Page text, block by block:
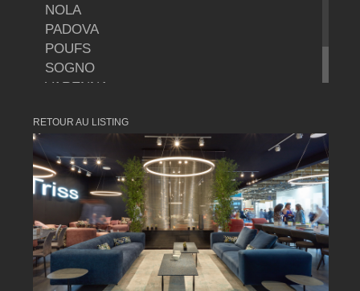
NOLA
PADOVA
POUFS
SOGNO
VARENNA
VERONA
RETOUR AU LISTING